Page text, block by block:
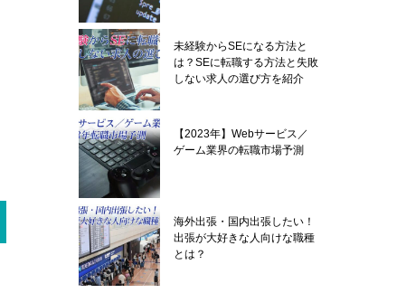
未経験からSEになる方法と
は？SEに転職する方法と失敗
しない求人の選び方を紹介
【2023年】Webサービス／
ゲーム業界の転職市場予測
海外出張・国内出張したい！
出張が大好きな人向けな職種
とは？